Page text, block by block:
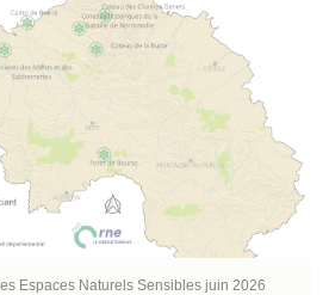
Espaces Naturels Sensibles juin 2026